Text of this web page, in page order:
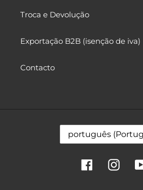
Troca e Devolução
Exportação B2B (isenção de iva)
Contacto
português
Facebook